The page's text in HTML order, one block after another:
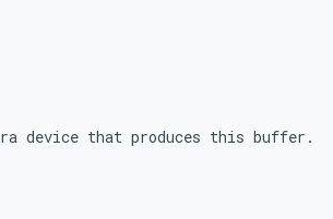
device that produces this buffer .